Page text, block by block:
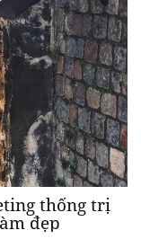
thống trị
đẹp